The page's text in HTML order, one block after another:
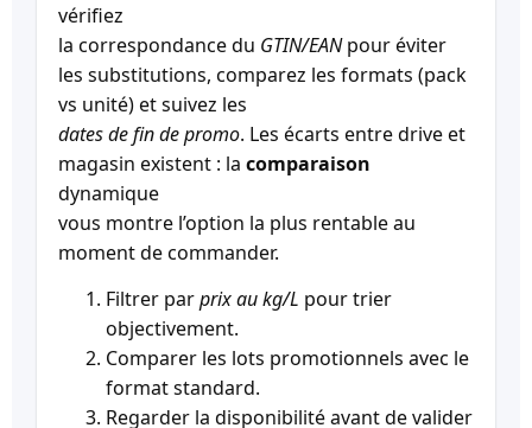
vérifiez
la correspondance du GTIN/EANpour éviter
les substitutions, comparez les formats (pack
vs unité) et suivez les
dates de fin de promo. Les écarts entre drive et
magasin existent : la comparaison
dynamique
vous montre l’option la plus rentable au
moment de commander.
Filtrer parprix au kg/L pour trier
objectivement.
Comparer les lots promotionnels avec le
format standard.
Regarder la disponibilité avant de valider